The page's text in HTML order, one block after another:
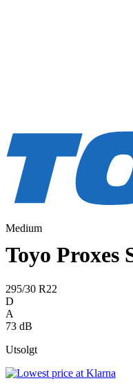
Medium
Toyo Proxes
295/30 R22
D
A
73 dB
Utsolgt